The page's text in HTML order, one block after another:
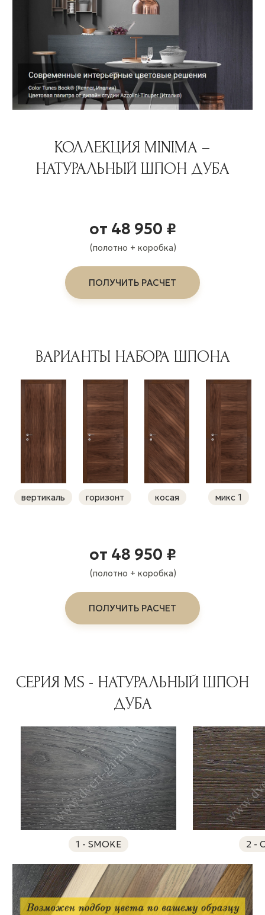
КОЛЛЕКЦИЯ MINIMA –
НАТУРАЛЬНЫЙ ШПОН ДУБА
от 48 950 ₽
(полотно + коробка)
ПОЛУЧИТЬ РАСЧЕТ
ВАРИАНТЫ НАБОРА ШПОНА
вертикаль горизонт косая микс 1
от 48 950 ₽
(полотно + коробка)
ПОЛУЧИТЬ РАСЧЕТ
СЕРИЯ MS - НАТУРАЛЬНЫЙ ШПОН
ДУБА
1 - SMOKE 2 -